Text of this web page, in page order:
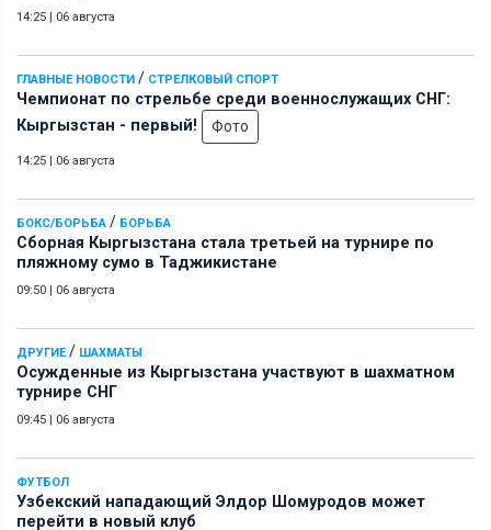
14:25 | 06 августа
ГЛАВНЫЕ НОВОСТИ / СТРЕЛКОВЫЙ СПОРТ
Чемпионат по стрельбе среди военнослужащих СНГ:
Кыргызстан - первый!
Фото
14:25 | 06 августа
БОКС/БОРЬБА / БОРЬБА
Сборная Кыргызстана стала третьей на турнире по
пляжному сумо в Таджикистане
09:50 | 06 августа
ДРУГИЕ/ ШАХМАТЫ
Осужденные из Кыргызстана участвуют в шахматном
турнире СНГ
09:45 | 06 августа
ФУТБОЛ
Узбекский нападающий Элдор Шомуродов может
перейти в новый клуб